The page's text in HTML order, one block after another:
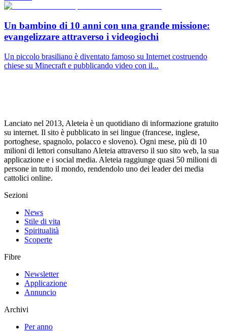
Un bambino di 10 anni con una grande missione:
evangelizzare attraverso i videogiochi
Un piccolo brasiliano è diventato famoso su Internet costruendo
chiese su Minecraft e pubblicando video con il...
Lanciato nel 2013, Aleteia è un quotidiano di informazione gratuito
su internet. Il sito è pubblicato in sei lingue (francese, inglese,
portoghese, spagnolo, polacco e sloveno). Ogni mese, più di 10
milioni di lettori consultano Aleteia attraverso il suo sito web, la sua
applicazione e i social media. Aleteia raggiunge quasi 50 milioni di
persone in tutto il mondo, rendendolo uno dei leader dei media
cattolici online.
Sezioni
News
Stile di vita
Spiritualità
Scoperte
Fibre
Newsletter
Applicazione
Annuncio
Archivi
Per anno